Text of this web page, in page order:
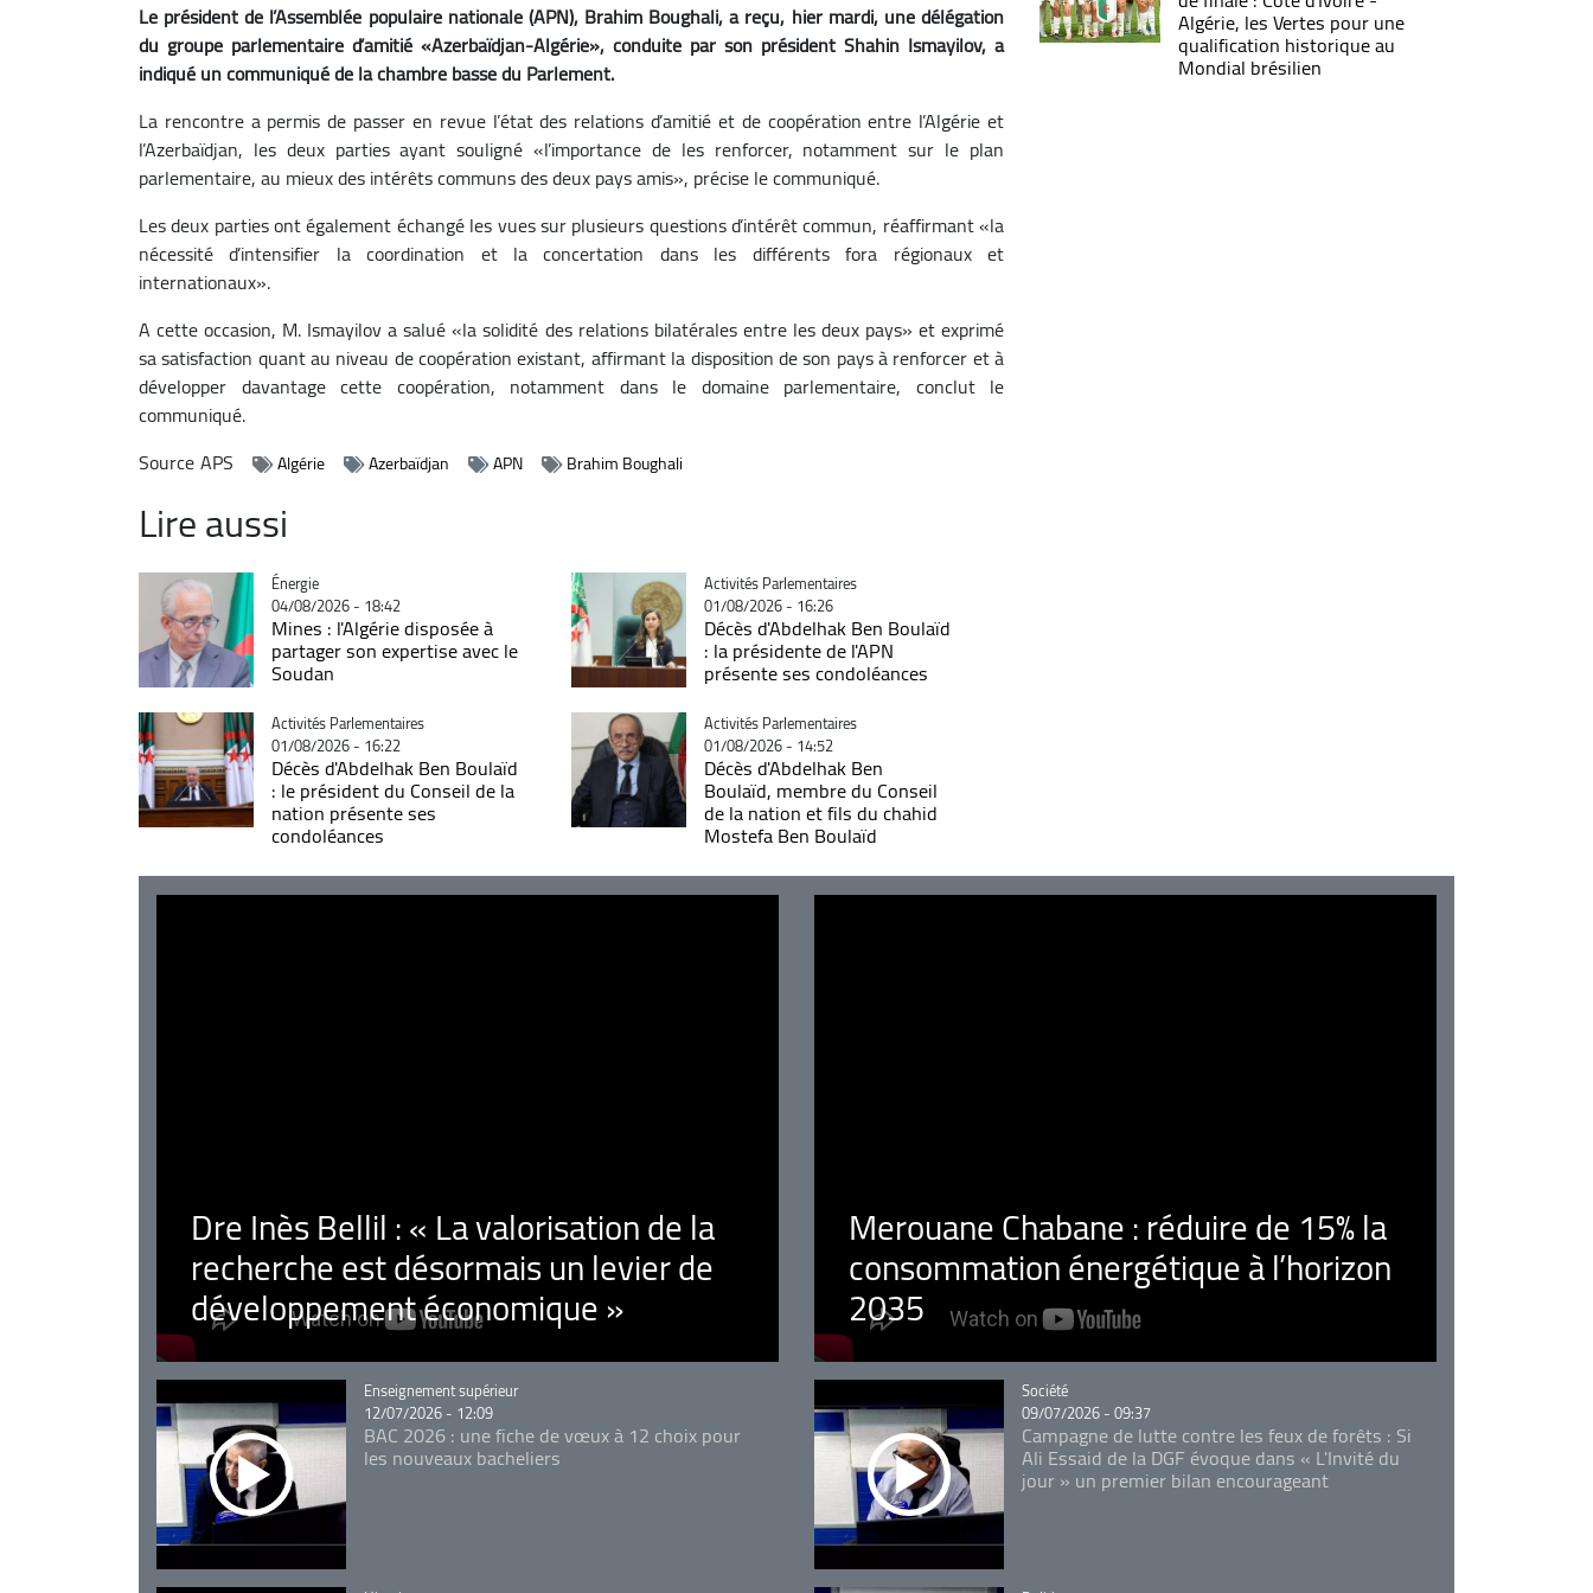
Le président de l’Assemblée populaire nationale (APN), Brahim Boughali, a reçu, hier mardi, une délégation
du groupe parlementaire d’amitié «Azerbaïdjan-Algérie», conduite par son président Shahin Ismayilov, a
indiqué un communiqué de la chambre basse du Parlement.
La rencontre a permis de passer en revue l’état des relations d’amitié et de coopération entre l’Algérie et
l’Azerbaïdjan, les deux parties ayant souligné «l’importance de les renforcer, notamment sur le plan
parlementaire, au mieux des intérêts communs des deux pays amis», précise le communiqué.
Les deux parties ont également échangé les vues sur plusieurs questions d’intérêt commun, réaffirmant «la
nécessité d’intensifier la coordination et la concertation dans les différents fora régionaux et
internationaux».
A cette occasion, M. Ismayilov a salué «la solidité des relations bilatérales entre les deux pays» et exprimé
sa satisfaction quant au niveau de coopération existant, affirmant la disposition de son pays à renforcer et à
développer davantage cette coopération, notamment dans le domaine parlementaire, conclut le
communiqué.
SourceAPS Algérie Azerbaïdjan APN Brahim Boughali
Lire aussi
Catégorie
Énergie
04/08/2026 - 18:42
Mines : l'Algérie disposée à
partager son expertise avec le
Soudan
Catégorie
Activités Parlementaires
01/08/2026 - 16:26
Décès d'Abdelhak Ben Boulaïd
: la présidente de l'APN
présente ses condoléances
Catégorie
Activités Parlementaires
01/08/2026 - 16:22
Décès d'Abdelhak Ben Boulaïd
: le président du Conseil de la
nation présente ses
condoléances
Catégorie
Activités Parlementaires
01/08/2026 - 14:52
Décès d'Abdelhak Ben
Boulaïd, membre du Conseil
de la nation et fils du chahid
Mostefa Ben Boulaïd
Algérie, les Vertes pour une
qualification historique au
Mondial brésilien
Dre Inès Bellil : « La valorisation de la
recherche est désormais un levier de
développement économique »
Merouane Chabane : réduire de 15% la
consommation énergétique à l’horizon
2035
Catégorie
Enseignement supérieur
12/07/2026 - 12:09
BAC 2026 : une fiche de vœux à 12 choix pour
les nouveaux bacheliers
Catégorie
Société
09/07/2026 - 09:37
Campagne de lutte contre les feux de forêts : Si
Ali Essaid de la DGF évoque dans « L'Invité du
jour » un premier bilan encourageant